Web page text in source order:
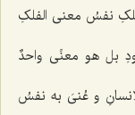
نفسُ معنى الفلکِ
بل هو معنًى واحدٌ
و عُنیَ به نفسُ